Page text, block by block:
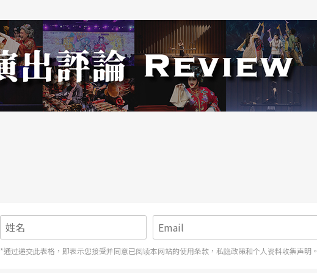
*通过递交此表格，即表示您接受并同意已阅读本网站的使用条款，私隐政策和个人资料收集声明。